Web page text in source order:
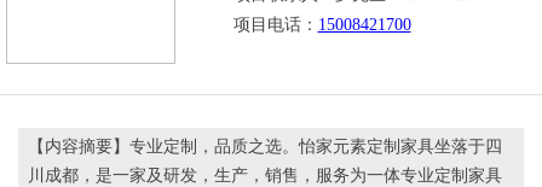
项目电话： 15008421700
【内容摘要】专业定制，品质之选。怡家元素定制家具坐落于四
川成都，是一家及研发，生产，销售，服务为一体专业定制家具